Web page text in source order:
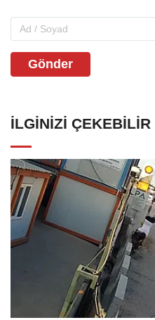
Gönder
İLGINIZI ÇEKEBILIR